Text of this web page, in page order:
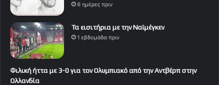
6 ημέρες πριν
Τα εισιτήρια με την Ναϊμέγκεν
1 εβδομάδα πριν
Φιλική ήττα με 3-0 για τον Ολυμπιακό από την Αντβέρπ στην
Ολλανδία